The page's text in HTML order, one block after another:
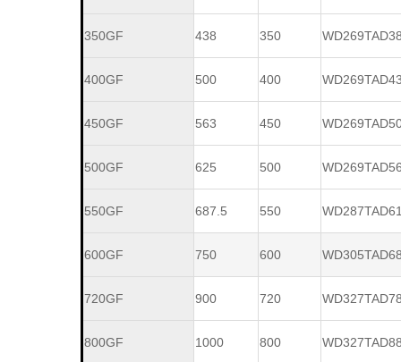
350GF 438 350
400GF 500 400
450GF 563 450
500GF 625 500
550GF 687.5 550
600GF 750 600
720GF 900 720
800GF 1000 800